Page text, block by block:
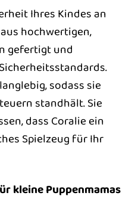
Ihres Kindes an
hochwertigen,
gefertigt und
sodass sie
standhält. Sie
dass Coralie ein
Spielzeug für Ihr
kleine Puppenmamas